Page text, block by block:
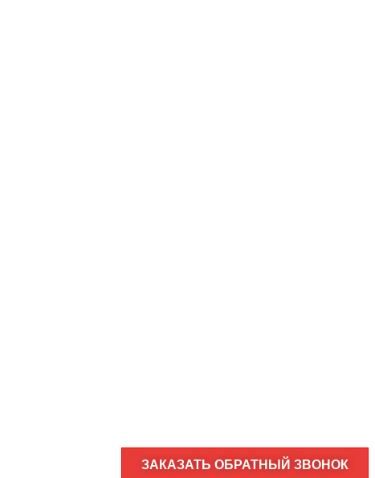
ЗАКАЗАТЬ ОБРАТНЫЙ ЗВОНОК